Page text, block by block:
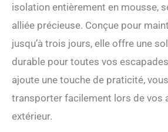
isolation entièrement en mousse,
alliée précieuse. Conçue pour
jusqu’à trois jours, elle offre une
durable pour toutes vos
ajoute une touche de praticité,
transporter facilement lors de vos
extérieur.